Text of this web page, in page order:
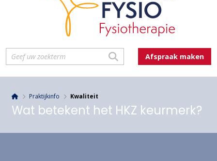
Afspraak maken
Praktijkinfo Kwaliteit
Wat betekent het HKZ keurmerk?